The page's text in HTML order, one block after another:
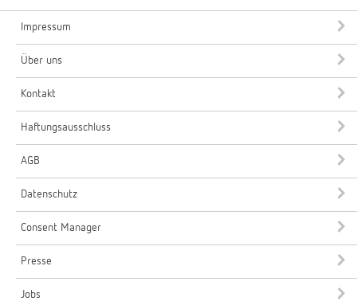
Impressum
Über uns
Kontakt
Haftungsausschluss
AGB
Datenschutz
Consent Manager
Presse
Jobs